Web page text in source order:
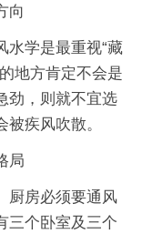
向
水学是最重视“藏
地方肯定不会是
劲，则就不宜选
疾风吹散。
局
厨房必须要通风
三个卧室及三个